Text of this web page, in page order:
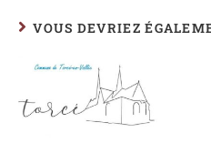
VOUS DEVRIEZ